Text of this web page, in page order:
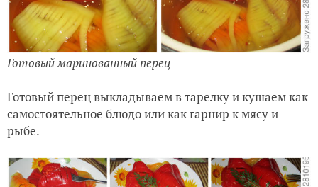
Готовый маринованный перец
Готовый перец выкладываем в тарелку и кушаем как
самостоятельное блюдо или как гарнир к мясу и
рыбе.